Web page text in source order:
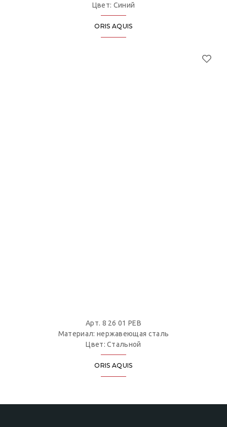
Цвет: Синий
ORIS AQUIS
Арт. 8 26 01 PEB
Материал: нержавеющая сталь
Цвет: Стальной
ORIS AQUIS